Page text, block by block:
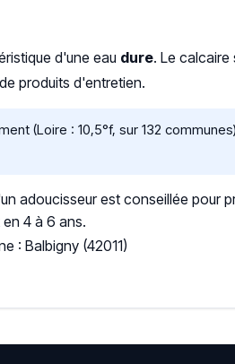
d'une eau dure. Le
produits d'entretien.
(Loire : 10,5°f, sur 132
adoucisseur est conseillée pour
4 à 6 ans.
: Balbigny (42011)